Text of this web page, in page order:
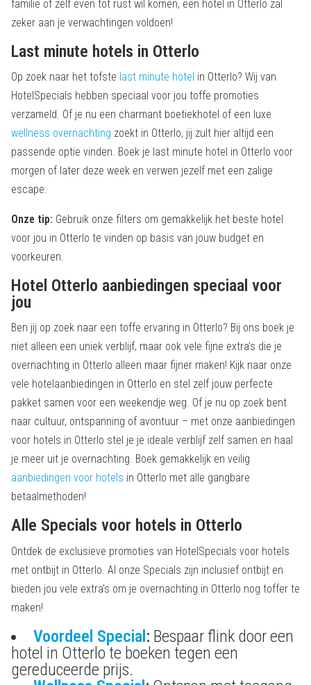
familie of zelf even tot rust wil komen, een hotel in Otterlo zal
zeker aan je verwachtingen voldoen!
Last minute hotels in Otterlo
Op zoek naar het tofste last minute hotel in Otterlo? Wij van
HotelSpecials hebben speciaal voor jou toffe promoties
verzameld. Of je nu een charmant boetiekhotel of een luxe
wellness overnachting zoekt in Otterlo, jij zult hier altijd een
passende optie vinden. Boek je last minute hotel in Otterlo voor
morgen of later deze week en verwen jezelf met een zalige
escape.
Onze tip: Gebruik onze filters om gemakkelijk het beste hotel
voor jou in Otterlo te vinden op basis van jouw budget en
voorkeuren.
Hotel Otterlo aanbiedingen speciaal voor
jou
Ben jij op zoek naar een toffe ervaring in Otterlo? Bij ons boek je
niet alleen een uniek verblijf, maar ook vele fijne extra’s die je
overnachting in Otterlo alleen maar fijner maken! Kijk naar onze
vele hotelaanbiedingen in Otterlo en stel zelf jouw perfecte
pakket samen voor een weekendje weg. Of je nu op zoek bent
naar cultuur, ontspanning of avontuur – met onze aanbiedingen
voor hotels in Otterlo stel je je ideale verblijf zelf samen en haal
je meer uit je overnachting. Boek gemakkelijk en veilig
aanbiedingen voor hotels in Otterlo met alle gangbare
betaalmethoden!
Alle Specials voor hotels in Otterlo
Ontdek de exclusieve promoties van HotelSpecials voor hotels
met ontbijt in Otterlo. Al onze Specials zijn inclusief ontbijt en
bieden jou vele extra's om je overnachting in Otterlo nog toffer te
maken!
Voordeel Special: Bespaar flink door een
hotel in Otterlo te boeken tegen een
gereduceerde prijs.